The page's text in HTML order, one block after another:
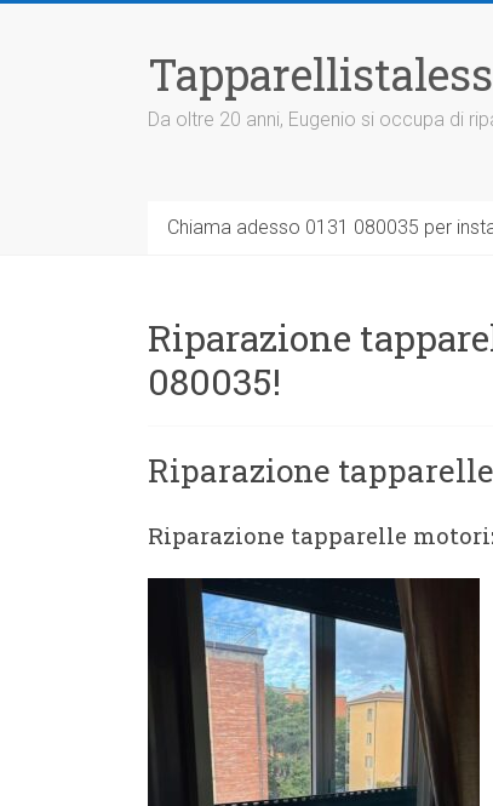
Da oltre 20 anni, Eugenio si occupa di
Chiama adesso 0131 080035 per
Riparazione
080035!
Riparazione
Riparazione tapparelle